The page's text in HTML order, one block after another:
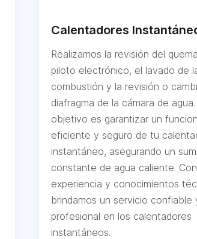
Calentadores
Realizamos la revisión del
piloto electrónico, el lavado de
combustión y la revisión o
diafragma de la cámara de
objetivo es garantizar un
eficiente y seguro de tu
instantáneo, asegurando un
constante de agua caliente.
experiencia y conocimientos
brindamos un servicio confiable
profesional en los calentadores
instantáneos.